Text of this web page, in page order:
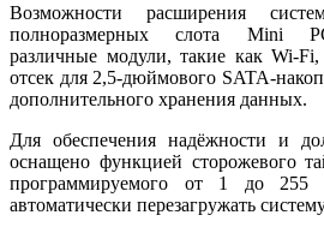
Возможности расширения
полноразмерных слота Mini
различные модули, такие как Wi-
отсек для 2,5-дюймового SATA-
дополнительного хранения данных.
Для обеспечения надёжности и
оснащено функцией сторожевого
программируемого от 1 до 255
автоматически перезагружать